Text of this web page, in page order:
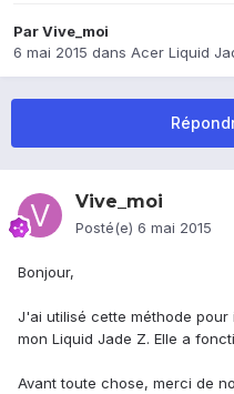
ParVive_moi
6 mai 2015 dans Acer Liquid
Vive_moi
Posté(e) 6 mai 2015
Bonjour,
J'ai utilisé cette méthode
mon Liquid Jade Z. Elle a
Avant toute chose, merci de